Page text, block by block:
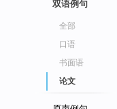
双语例句
全部
口语
书面语
论文